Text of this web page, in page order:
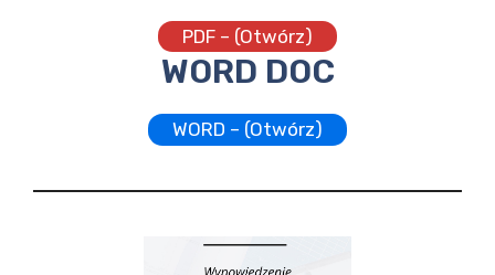
PDF – (Otwórz)
WORD DOC
WORD – (Otwórz)